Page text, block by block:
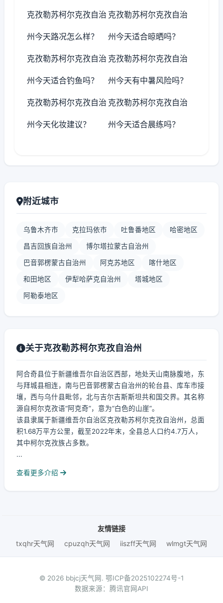
克孜勒苏柯尔克孜自治
州今天路况怎么样？
克孜勒苏柯尔克孜自治
州今天适合晾晒吗？
克孜勒苏柯尔克孜自治
州今天适合钓鱼吗？
克孜勒苏柯尔克孜自治
州今天有中暑风险吗？
克孜勒苏柯尔克孜自治
州今天化妆建议？
克孜勒苏柯尔克孜自治
州今天适合晨练吗？
附近城市
乌鲁木齐市 克拉玛依市 吐鲁番地区 哈密地区
昌吉回族自治州 博尔塔拉蒙古自治州
巴音郭楞蒙古自治州 阿克苏地区 喀什地区
和田地区 伊犁哈萨克自治州 塔城地区
阿勒泰地区
关于克孜勒苏柯尔克孜自治州
阿合奇县位于新疆维吾尔自治区西部，地处天山南脉腹地，东
与拜城县相连，南与巴音郭楞蒙古自治州的轮台县、库车市接
壤，西与乌什县毗邻，北与吉尔吉斯斯坦共和国交界。其名称
源自柯尔克孜语“阿克奇”，意为“白色的山崖”。
该县隶属于新疆维吾尔自治区克孜勒苏柯尔克孜自治州，总面
积1.68万平方公里，截至2022年末，全县总人口约4.7万人，
其中柯尔克孜族占多数。
...
查看更多介绍
友情链接
txqhr天气网
cpuzqh天气网 iiszff天气网 wlmgt天气网
© 2026 bbjcj天气网. 鄂ICP备2025102274号-1
数据来源：腾讯官网API